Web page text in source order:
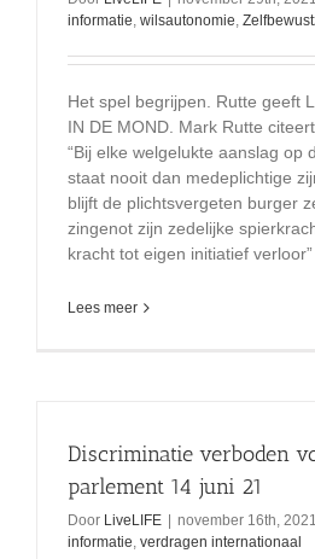
informatie wilsautonomie
Het spel begrijpen. Rutte geeft
IN DE MOND. Mark Rutte
“Bij elke welgelukte aanslag op
staat nooit dan medeplichtige
blijft de plichtsvergeten burger
zingenot zijn zedelijke
kracht tot eigen initiatief
Lees meer
Discriminatie verboden
parlement 14 juni 21
Door LiveLIFE | november 16th, 2021
informatie verdragen internationaal